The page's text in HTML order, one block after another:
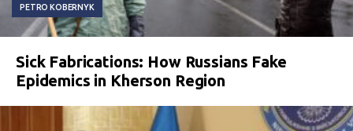
PETRO KOBERNYK
Sick Fabrications: How Russians Fake
Epidemics in Kherson Region